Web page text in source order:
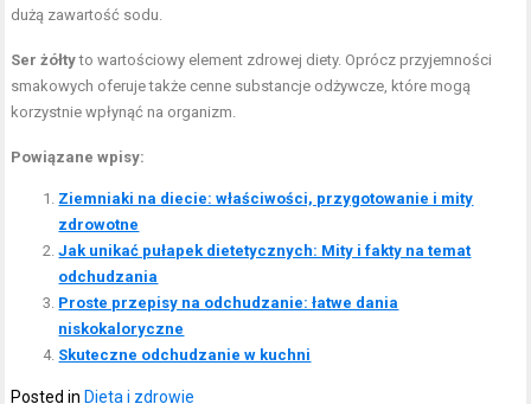
dużą zawartość sodu.
Ser żółtyto wartościowy element zdrowej diety. Oprócz przyjemności
smakowych oferuje także cenne substancje odżywcze, które mogą
korzystnie wpłynąć na organizm.
Powiązane wpisy:
Ziemniaki na diecie: właściwości, przygotowanie i mity
zdrowotne
Jak unikać pułapek dietetycznych: Mity i fakty na temat
odchudzania
Proste przepisy na odchudzanie: łatwe dania
niskokaloryczne
Skuteczne odchudzanie w kuchni
Posted in Dieta i zdrowie